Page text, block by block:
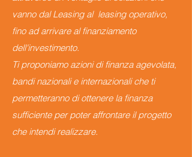
vanno dal Leasing al leasing operativo,
fino ad arrivare al finanziamento
dell'investimento.
Ti proponiamo azioni di finanza agevolata,
bandi nazionali e internazionali che ti
permetteranno di ottenere la finanza
sufficiente per poter affrontare il progetto
che intendi realizzare.